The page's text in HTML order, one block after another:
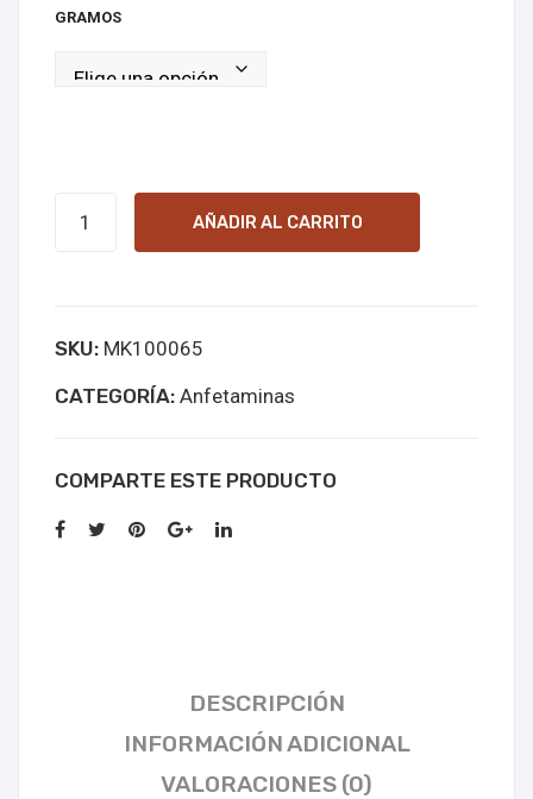
GRAMOS
DMC
(Dimethocaine)
kopen
cantidad
AÑADIR AL CARRITO
SKU: MK100065
CATEGORÍA: Anfetaminas
COMPARTE ESTE PRODUCTO
DESCRIPCIÓN
INFORMACIÓN ADICIONAL
VALORACIONES (0)